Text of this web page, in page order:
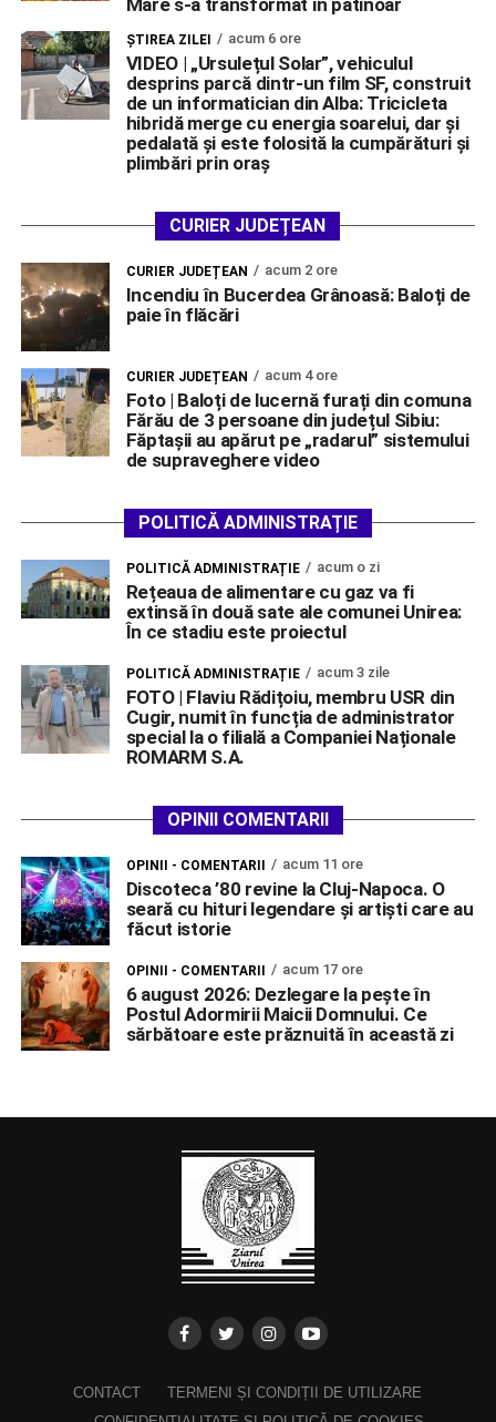
ŞTIREA ZILEI acum 6 ore
VIDEO | „Ursulețul Solar”, vehiculul
desprins parcă dintr-un film SF, construit
de un informatician din Alba: Tricicleta
hibridă merge cu energia soarelui, dar și
pedalată și este folosită la cumpărături și
plimbări prin oraș
CURIER JUDEȚEAN
CURIER JUDEȚEAN acum 2 ore
Incendiu în Bucerdea Grânoasă: Baloți de
paie în flăcări
CURIER JUDEȚEAN acum 4 ore
Foto | Baloți de lucernă furați din comuna
Fărău de 3 persoane din județul Sibiu:
Făptașii au apărut pe „radarul” sistemului
de supraveghere video
POLITICĂ ADMINISTRAȚIE
POLITICĂ ADMINISTRAȚIE acum o zi
Rețeaua de alimentare cu gaz va fi
extinsă în două sate ale comunei Unirea:
În ce stadiu este proiectul
POLITICĂ ADMINISTRAȚIE acum 3 zile
FOTO | Flaviu Rădițoiu, membru USR din
Cugir, numit în funcția de administrator
special la o filială a Companiei Naționale
ROMARM S.A.
OPINII COMENTARII
OPINII - COMENTARII acum 11 ore
Discoteca ’80 revine la Cluj-Napoca. O
seară cu hituri legendare și artiști care au
făcut istorie
OPINII - COMENTARII acum 17 ore
6 august 2026: Dezlegare la pește în
Postul Adormirii Maicii Domnului. Ce
sărbătoare este prăznuită în această zi
CONTACT
TERMENI ȘI CONDIȚII DE UTILIZARE